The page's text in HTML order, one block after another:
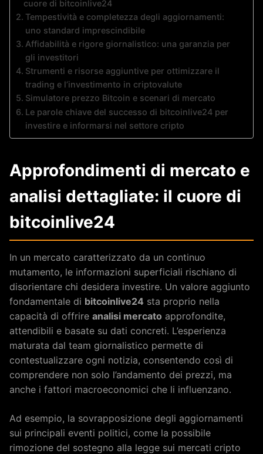
cuore di bitcoinlive24
Tempestività e completezza degli aggiornamenti:
uno standard imprescindibile
Affidabilità e rigore giornalistico: una garanzia per
gli investitori
Strumenti e risorse aggiuntive per ottimizzare il
trading e l’investimento in criptovalute
Simulatore prezzo Bitcoin e scenari di mercato
Le parole chiave del successo di bitcoinlive24 per
investire e informarsi nel settore cripto
Approfondimenti di mercato e
analisi dettagliate: il cuore di
bitcoinlive24
In un mercato caratterizzato da un continuo
mutamento, le informazioni superficiali rischiano di
disorientare chi desidera investire. Un valore aggiunto
fondamentale di bitcoinlive24 sta proprio nella
capacità di offrire analisi mercato approfondite,
attendibili e basate su dati concreti. L’esperienza
maturata dal team giornalistico permette di
contestualizzare ogni notizia, consentendo così di
comprendere non solo l’andamento dei prezzi, ma
anche i fattori macroeconomici che li influenzano.
Ad esempio, la sovrapposizione degli aggiornamenti
sui principali eventi politici, come la possibile
rimozione del sostegno alla legge sui mercati cripto